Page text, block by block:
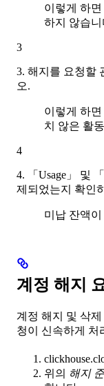
이렇게 하
하지 않습니
3
3. 해지를 요청할
오.
이렇게 하면
치 않은 활
4
4. 「Usage」 및
제되었는지 확인
미납 잔액
계정 해지
계정 해지 및 삭
청이 신속하게 처
위의 해지